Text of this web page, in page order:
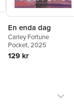
En enda dag
Carley Fortune
Pocket, 2025
129 kr